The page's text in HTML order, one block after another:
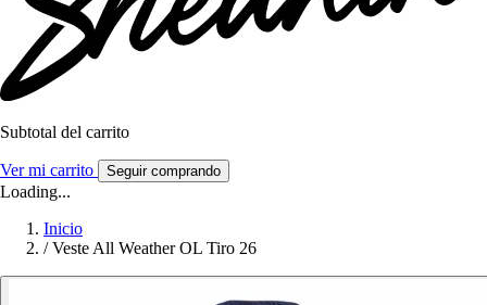
Subtotal del carrito
Ver mi carrito Seguir comprando
Loading...
Inicio
/ Veste All Weather OL Tiro 26